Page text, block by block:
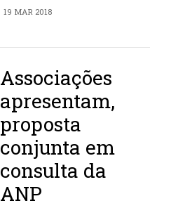
19 MAR 2018
Associações
apresentam,
proposta
conjunta em
consulta da
ANP